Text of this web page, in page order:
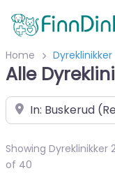
Home Dyreklinikker
Alle
Velg by/sted
Showing Dyreklinikker
of 40